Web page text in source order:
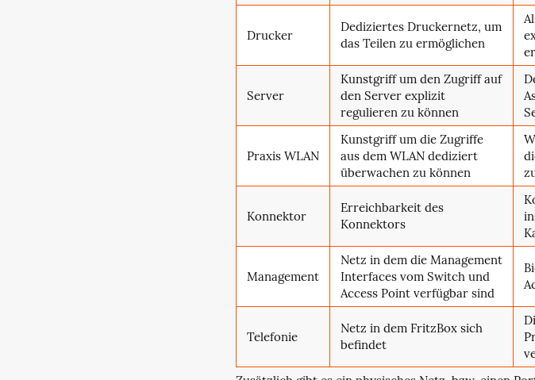
Drucker
Dediziertes Druckernetz, um
das Teilen zu ermöglichen
Server
Kunstgriff um den Zugriff auf
den Server explizit
regulieren zu können
Praxis WLAN
Kunstgriff um die Zugriffe
aus dem WLAN dediziert
überwachen zu können
Konnektor
Erreichbarkeit des
Konnektors
Management
Netz in dem die Management
Interfaces vom Switch und
Access Point verfügbar sind
Telefonie
Netz in dem FritzBox sich
befindet